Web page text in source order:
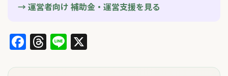
→ 運営者向け 補助金・運営支援を見る
Facebook
Threads
Line